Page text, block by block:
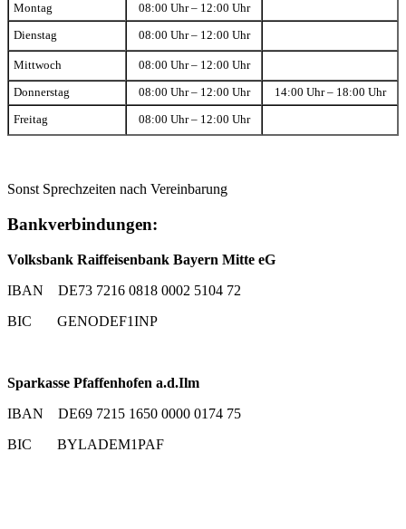
Montag 08:00 Uhr – 12:00 Uhr
Dienstag 08:00 Uhr – 12:00 Uhr
Mittwoch 08:00 Uhr – 12:00 Uhr
Donnerstag 08:00 Uhr – 12:00 Uhr 14:00 Uhr – 18:00 Uhr
Freitag 08:00 Uhr – 12:00 Uhr
Sonst Sprechzeiten nach Vereinbarung
Bankverbindungen:
Volksbank Raiffeisenbank Bayern Mitte eG
IBAN DE73 7216 0818 0002 5104 72
BIC GENODEF1INP
Sparkasse Pfaffenhofen a.d.Ilm
IBAN DE69 7215 1650 0000 0174 75
BIC BYLADEM1PAF